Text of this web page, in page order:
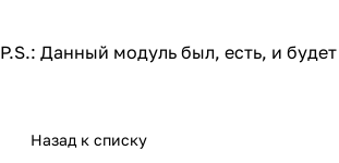
P.S.: Данный модуль был, есть, и
Назад к списку